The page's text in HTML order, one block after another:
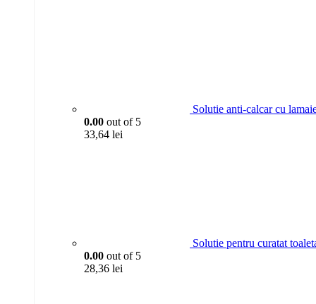
Solutie anti-calcar cu
0.00 out of 5
33,64 lei
Solutie pentru curatat
0.00 out of 5
28,36 lei